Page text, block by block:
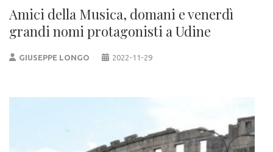
Amici della Musica, domani e venerdì
grandi nomi protagonisti a Udine
GIUSEPPE LONGO 2022-11-29